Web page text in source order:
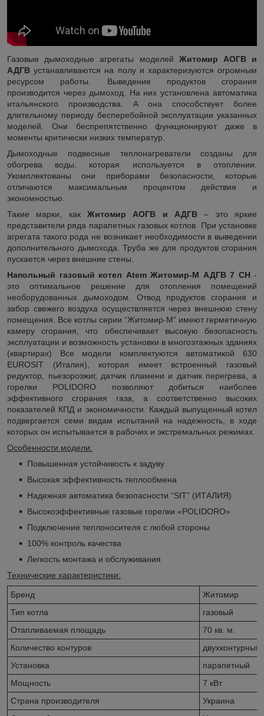
Газовые дымоходные агрегаты моделей Житомир АОГВ и
АДГВ устанавливаются на полу и характеризуются огромным
ресурсом работы. Выведение продуктов сгорания
производится через дымоход. На них установлена автоматика
итальянского производства. А она способствует более
длительному периоду бесперебойной эксплуатации указанных
моделей. Они беспрепятственно функционируют даже в
моменты критически низких температур.
Дымоходные подвесные теплонагреватели созданы для
обогрева воды, которая используется в отоплении.
Укомплектованы они приборами безопасности, которые
отличаются максимальным процентом действия и
экономностью.
Такие марки, как Житомир АОГВ и АДГВ– это яркие
представители ряда парапетных газовых котлов. При установке
агрегата такого рода не возникает необходимости в выведении
дополнительного дымохода. Труба же для продуктов сгорания
пускается через внешние стены.
Напольный газовый котел Atem Житомир-М АДГВ 7 СН -
это оптимальное решение для отопления помещений
необорудованных дымоходом. Отвод продуктов сгорания и
забор свежего воздуха осуществляется через внешнюю стену
помещения. Все котлы серии “Житомир-М” имеют герметичную
камеру сгорания, что обеспечивает высокую безопасность
эксплуатации и возможность установки в многоэтажных зданиях
(квартирах) Все модели комплектуются автоматикой 630
EUROSIT (Италия), которая имеет встроенный газовый
редуктор, пьезорозжиг, датчик пламени и датчик перегрева, а
горелки POLIDORO позволяют добиться наиболее
эффективного сгорания газа, а соответственно высоких
показателей КПД и экономичности. Каждый выпущенный котел
подвергается семи видам испытаний на надежность, в ходе
которых он испытывается в рабочих и экстремальных режимах.
Особенности модели:
Повышенная устойчивость к задуву
Высокая эффективность теплообмена
Надежная автоматика безопасности “SIT” (ИТАЛИЯ)
Высокоэффективные газовые горелки «POLIDORO»
Подключение теплоносителя с любой стороны
100% контроль качества
Легкость монтажа и обслуживания
Технические характеристики:
Бренд
Житомир
Тип котла
газовый
Отапливаемая площадь
70 кв. м.
Количество контуров
двухконтурный
Установка
парапетный
Мощность
7 кВт
Страна производителя
Украина